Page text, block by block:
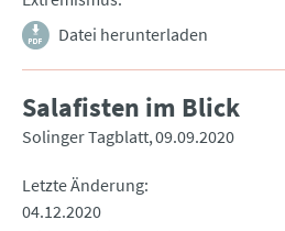
Datei herunterladen
Salafisten im Blick
Solinger Tagblatt 09.09.2020
Letzte Änderung
04.12.2020